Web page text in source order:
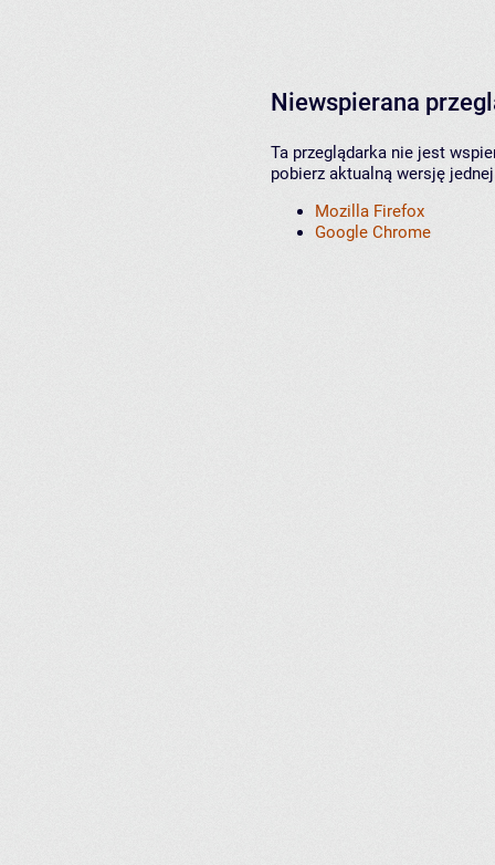
Niewspierana
Ta przeglądarka nie jest
pobierz aktualną wersję
Mozilla Firefox
Google Chrome